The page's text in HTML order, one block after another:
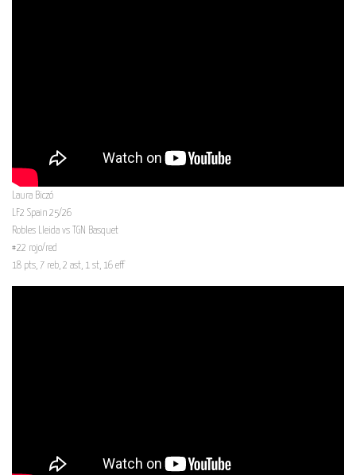
Laura Biczó
LF2 Spain 25/26
Robles Lleida vs TGN Basquet
#22 rojo/red
18 pts, 7 reb, 2 ast, 1 st, 16 eff